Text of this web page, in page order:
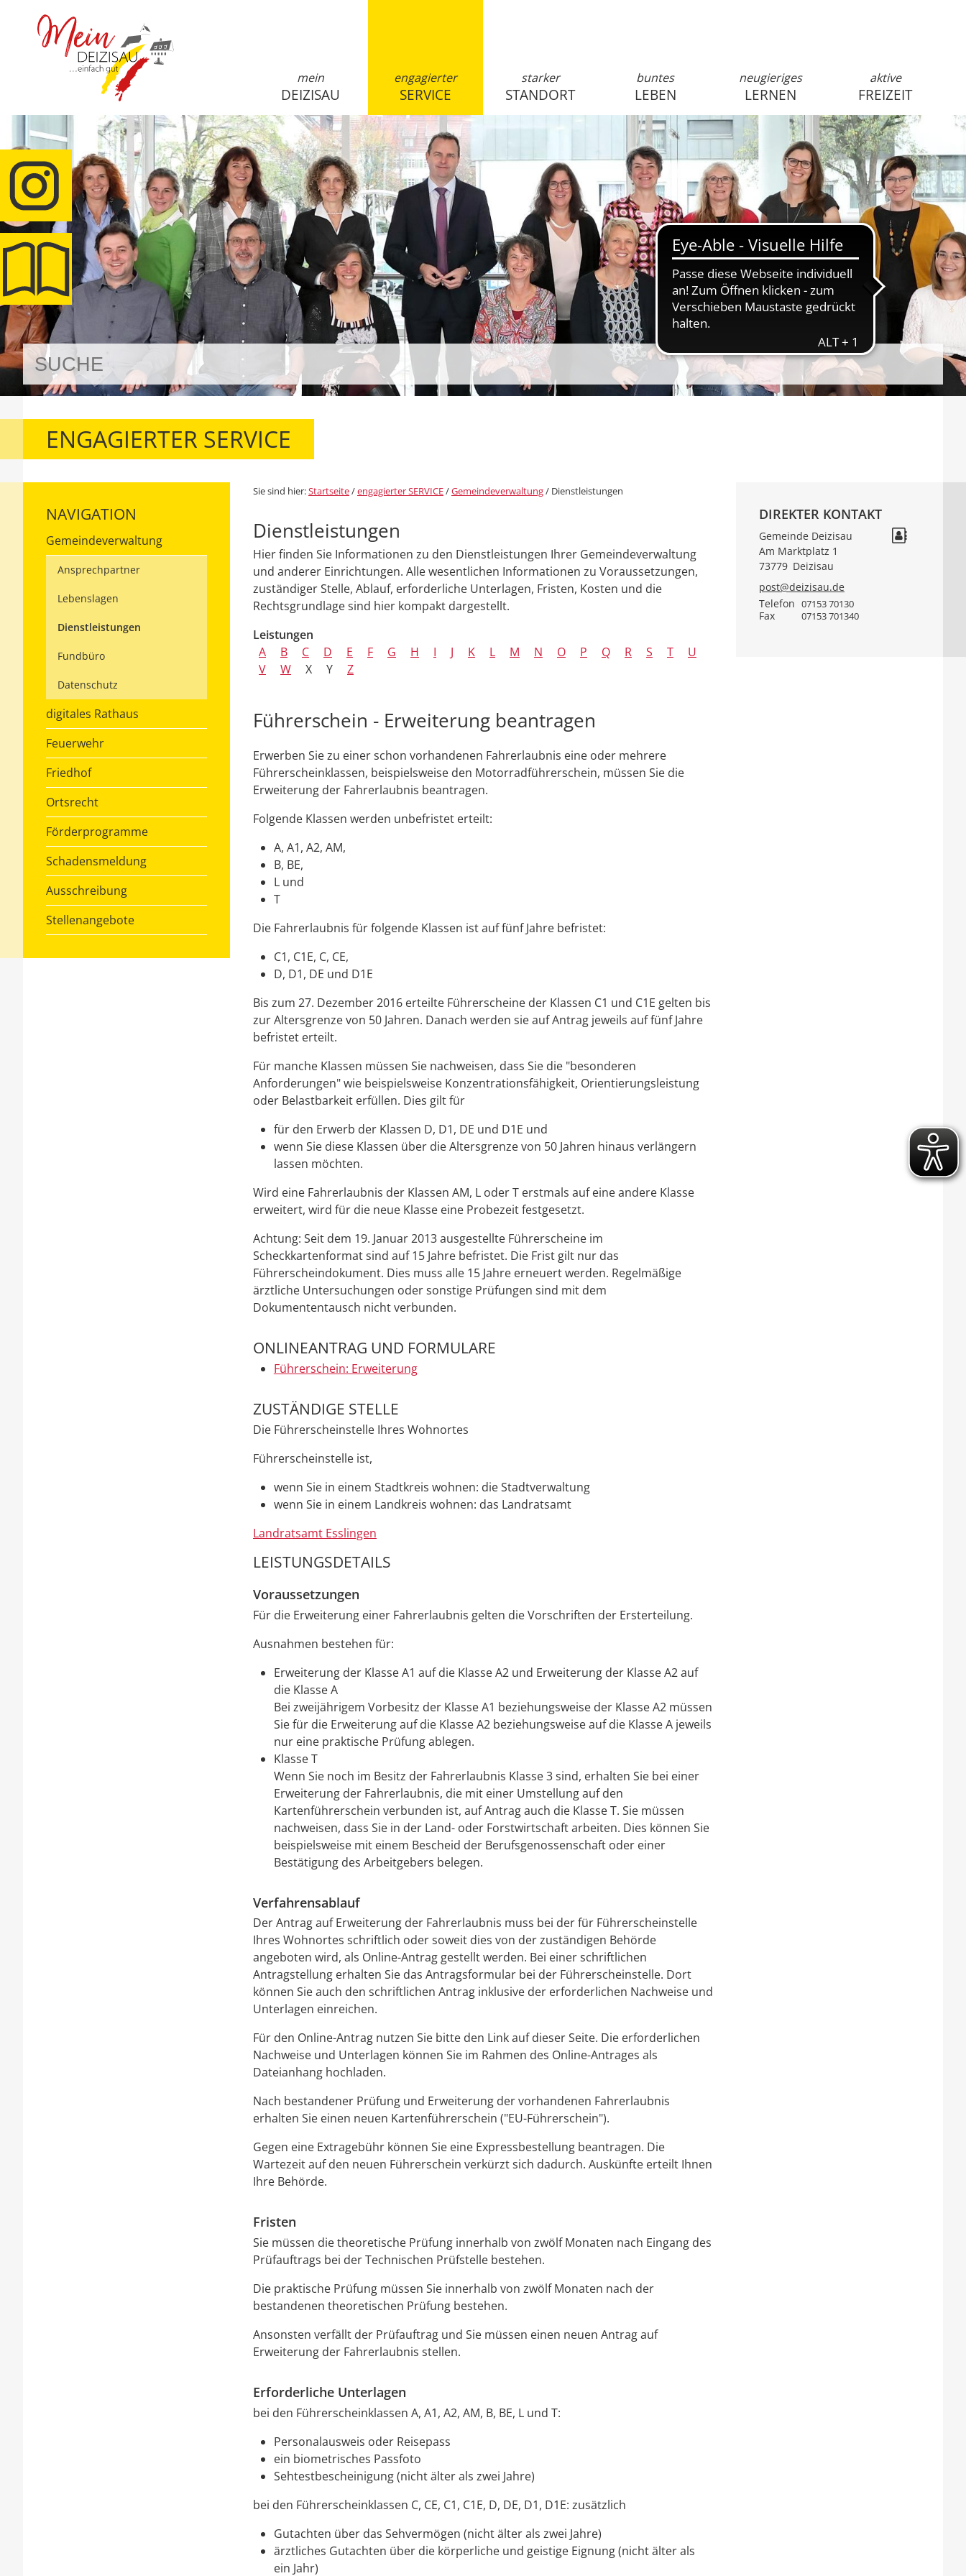
anmelden
mein
DEIZISAU
engagierter
SERVICE
starker
STANDORT
buntes
LEBEN
neugieriges
LERNEN
aktive
FREIZEIT
ENGAGIERTER SERVICE
NAVIGATION
Gemeindeverwaltung
Ansprechpartner
Lebenslagen
Dienstleistungen
Fundbüro
Datenschutz
digitales Rathaus
Feuerwehr
Friedhof
Ortsrecht
Förderprogramme
Schadensmeldung
Ausschreibung
Stellenangebote
Sie sind hier:Startseite/engagierter SERVICE/Gemeindeverwaltung/ Dienstleistungen
Dienstleistungen
Hier finden Sie Informationen zu den Dienstleistungen Ihrer Gemeindeverwaltung
und anderer Einrichtungen. Alle wesentlichen Informationen zu Voraussetzungen,
zuständiger Stelle, Ablauf, erforderliche Unterlagen, Fristen, Kosten und die
Rechtsgrundlage sind hier kompakt dargestellt.
Leistungen
A
B C D E F G H I J K L M N O P Q R S T
U
V
W X Y Z
Führerschein - Erweiterung beantragen
Erwerben Sie zu einer schon vorhandenen Fahrerlaubnis eine oder mehrere
Führerscheinklassen, beispielsweise den Motorradführerschein, müssen Sie die
Erweiterung der Fahrerlaubnis beantragen.
Folgende Klassen werden unbefristet erteilt:
A, A1, A2, AM,
B, BE,
L und
T
Die Fahrerlaubnis für folgende Klassen ist auf fünf Jahre befristet:
C1, C1E, C, CE,
D, D1, DE und D1E
Bis zum 27. Dezember 2016 erteilte Führerscheine der Klassen C1 und C1E gelten bis
zur Altersgrenze von 50 Jahren. Danach werden sie auf Antrag jeweils auf fünf Jahre
befristet erteilt.
Für manche Klassen müssen Sie nachweisen, dass Sie die "besonderen
Anforderungen" wie beispielsweise Konzentrationsfähigkeit, Orientierungsleistung
oder Belastbarkeit erfüllen. Dies gilt für
für den Erwerb der Klassen D, D1, DE und D1E und
wenn Sie diese Klassen über die Altersgrenze von 50 Jahren hinaus verlängern
lassen möchten.
Wird eine Fahrerlaubnis der Klassen AM, L oder T erstmals auf eine andere Klasse
erweitert, wird für die neue Klasse eine Probezeit festgesetzt.
Achtung: Seit dem 19. Januar 2013 ausgestellte Führerscheine im
Scheckkartenformat sind auf 15 Jahre befristet. Die Frist gilt nur das
Führerscheindokument. Dies muss alle 15 Jahre erneuert werden. Regelmäßige
ärztliche Untersuchungen oder sonstige Prüfungen sind mit dem
Dokumententausch nicht verbunden.
ONLINEANTRAG UND FORMULARE
Führerschein: Erweiterung
ZUSTÄNDIGE STELLE
Die Führerscheinstelle Ihres Wohnortes
Führerscheinstelle ist,
wenn Sie in einem Stadtkreis wohnen: die Stadtverwaltung
wenn Sie in einem Landkreis wohnen: das Landratsamt
Landratsamt Esslingen
LEISTUNGSDETAILS
Voraussetzungen
Für die Erweiterung einer Fahrerlaubnis gelten die Vorschriften der Ersterteilung.
Ausnahmen bestehen für:
Erweiterung der Klasse A1 auf die Klasse A2 und Erweiterung der Klasse A2 auf
die Klasse A
Bei zweijährigem Vorbesitz der Klasse A1 beziehungsweise der Klasse A2 müssen
Sie für die Erweiterung auf die Klasse A2 beziehungsweise auf die Klasse A jeweils
nur eine praktische Prüfung ablegen.
Klasse T
Wenn Sie noch im Besitz der Fahrerlaubnis Klasse 3 sind, erhalten Sie bei einer
Erweiterung der Fahrerlaubnis, die mit einer Umstellung auf den
Kartenführerschein verbunden ist, auf Antrag auch die Klasse T. Sie müssen
nachweisen, dass Sie in der Land- oder Forstwirtschaft arbeiten. Dies können Sie
beispielsweise mit einem Bescheid der Berufsgenossenschaft oder einer
Bestätigung des Arbeitgebers belegen.
Verfahrensablauf
Der Antrag auf Erweiterung der Fahrerlaubnis muss bei der für Führerscheinstelle
Ihres Wohnortes schriftlich oder soweit dies von der zuständigen Behörde
angeboten wird, als Online-Antrag gestellt werden. Bei einer schriftlichen
Antragstellung erhalten Sie das Antragsformular bei der Führerscheinstelle. Dort
können Sie auch den schriftlichen Antrag inklusive der erforderlichen Nachweise und
Unterlagen einreichen.
Für den Online-Antrag nutzen Sie bitte den Link auf dieser Seite. Die erforderlichen
Nachweise und Unterlagen können Sie im Rahmen des Online-Antrages als
Dateianhang hochladen.
Nach bestandener Prüfung und Erweiterung der vorhandenen Fahrerlaubnis
erhalten Sie einen neuen Kartenführerschein ("EU-Führerschein").
Gegen eine Extragebühr können Sie eine Expressbestellung beantragen. Die
Wartezeit auf den neuen Führerschein verkürzt sich dadurch. Auskünfte erteilt Ihnen
Ihre Behörde.
Fristen
Sie müssen die theoretische Prüfung innerhalb von zwölf Monaten nach Eingang des
Prüfauftrags bei der Technischen Prüfstelle bestehen.
Die praktische Prüfung müssen Sie innerhalb von zwölf Monaten nach der
bestandenen theoretischen Prüfung bestehen.
Ansonsten verfällt der Prüfauftrag und Sie müssen einen neuen Antrag auf
Erweiterung der Fahrerlaubnis stellen.
Erforderliche Unterlagen
bei den Führerscheinklassen A, A1, A2, AM, B, BE, L und T:
Personalausweis oder Reisepass
ein biometrisches Passfoto
Sehtestbescheinigung (nicht älter als zwei Jahre)
bei den Führerscheinklassen C, CE, C1, C1E, D, DE, D1, D1E: zusätzlich
Gutachten über das Sehvermögen (nicht älter als zwei Jahre)
ärztliches Gutachten über die körperliche und geistige Eignung (nicht älter als
ein Jahr)
DIREKTER KONTAKT
Gemeinde Deizisau
Am Marktplatz 1
73779 Deizisau
post@deizisau.de
Telefon 07153 70130
Fax 07153 701340